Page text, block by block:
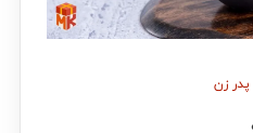
پدر زن